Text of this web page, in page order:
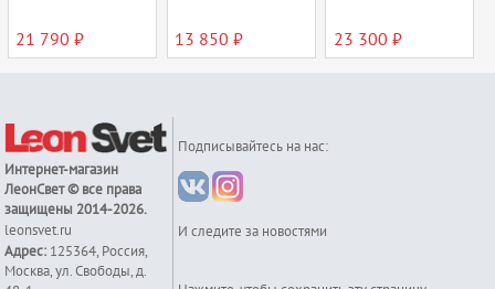
21 790 ₽ 13 850 ₽ 23 300 ₽
Интернет-магазин
ЛеонСвет© все права
защищены 2014-2026.
leonsvet.ru
Адрес: 125364,Россия,
Москва,ул. Свободы, д.
Подписывайтесь на нас:
И следите за новостями